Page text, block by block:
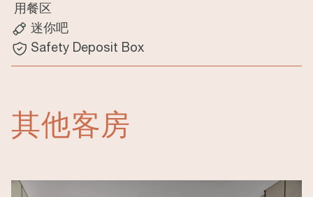
用餐区
迷你吧
Safety Deposit Box
其他客房
Image